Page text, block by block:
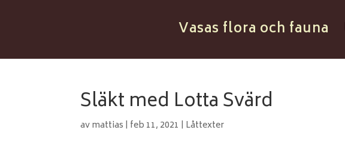
Vasas flora och fauna
Släkt med Lotta Svärd
avmattias | feb 11, 2021 | Låttexter